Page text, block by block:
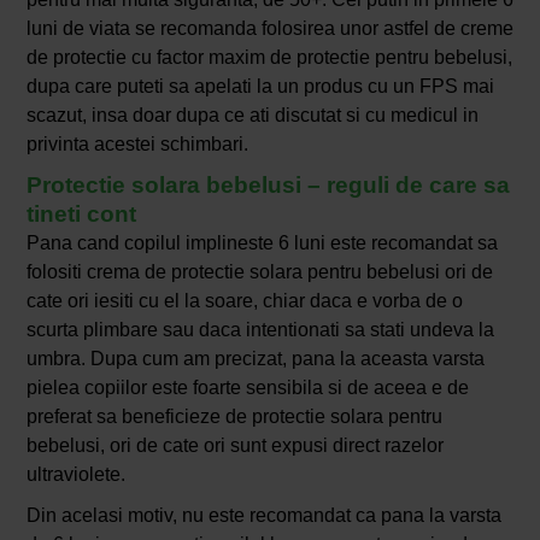
luni de viata se recomanda folosirea unor astfel de creme
de protectie cu factor maxim de protectie pentru bebelusi,
dupa care puteti sa apelati la un produs cu un FPS mai
scazut, insa doar dupa ce ati discutat si cu medicul in
privinta acestei schimbari.
Protectie solara bebelusi – reguli de care sa
tineti cont
Pana cand copilul implineste 6 luni este recomandat sa
folositi crema de protectie solara pentru bebelusi ori de
cate ori iesiti cu el la soare, chiar daca e vorba de o
scurta plimbare sau daca intentionati sa stati undeva la
umbra. Dupa cum am precizat, pana la aceasta varsta
pielea copiilor este foarte sensibila si de aceea e de
preferat sa beneficieze de protectie solara pentru
bebelusi, ori de cate ori sunt expusi direct razelor
ultraviolete.
Din acelasi motiv, nu este recomandat ca pana la varsta